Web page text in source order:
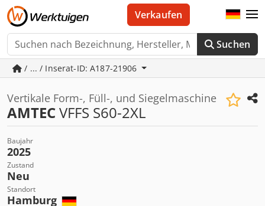
Suchen
Verkaufen
/ ... / Inserat-ID: A187-21906
Vertikale Form-, Füll-, und Siegelmaschine
AMTECVFFS S60-2XL
Baujahr
2025
Zustand
Neu
Standort
Hamburg